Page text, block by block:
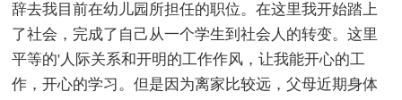
辞去我目前在幼儿园所担任的职位。在这里我开始踏上
了社会，完成了自己从一个学生到社会人的转变。这里
平等的'人际关系和开明的工作作风，让我能开心的工
作，开心的学习。但是因为离家比较远，父母近期身体